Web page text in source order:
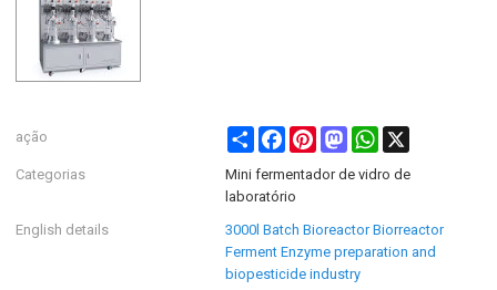
ação Share FacebookPinterestMastodonWhatsApp
Categorias
Mini fermentador de vidro de
laboratório
English details
3000l Batch Bioreactor Biorreactor
Ferment Enzyme preparation and
biopesticide industry